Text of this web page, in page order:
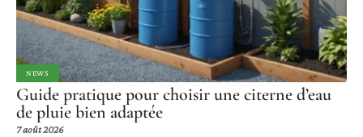
NEWS
Guide pratique pour choisir une citerne d’eau
de pluie bien adaptée
7 août 2026